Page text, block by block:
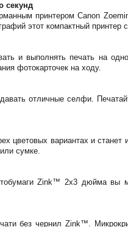
секунд
принтером Canon
этот компактный
и выполнять печать на
фотокарточек на ходу.
отличные селфи.
цветовых вариантах и
сумке.
Zink™ 2x3 дюйма вы
без чернил Zink™.